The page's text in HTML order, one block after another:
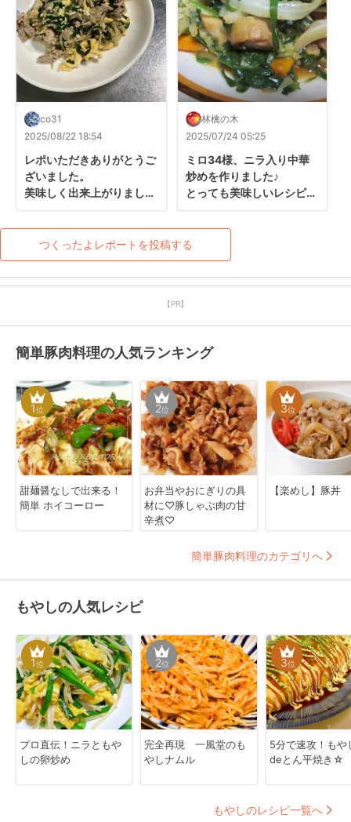
co31
2025/08/22 18:54
レポいただきありがとうご
ざいました。
美味しく出来上がりまし
林檎の木
2025/07/24 05:25
ミロ34様、ニラ入り中華
炒めを作りました♪
とっても美味しいレシピを
良い１日をお過ごしくださ
いませ☆☆☆
つくったよレポートを投稿する
【PR】
簡単豚肉料理の人気ランキング
1位
甜麺醤なしで出来る！
簡単 ホイコーロー
2位
お弁当やおにぎりの具
材に♡豚しゃぶ肉の甘
辛煮♡
3位
【楽めし】豚丼
簡単豚肉料理のカテゴリへ
もやしの人気レシピ
1位
プロ直伝！ニラともや
しの卵炒め
2位
完全再現 一風堂のも
やしナムル
3位
5分で速攻！もや
deとん平焼き☆
もやしのレシピ一覧へ